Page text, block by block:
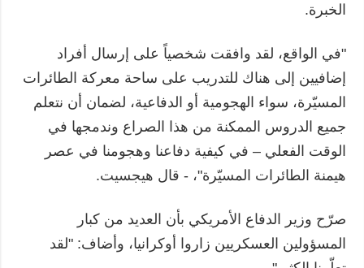
الخبرة.
"في الواقع، لقد وافقت شخصياً على إرسال أفراد
إضافيين إلى هناك للتدريب على ساحة معركة الطائرات
المسيّرة، سواء الهجومية أو الدفاعية، لضمان أن نتعلم
جميع الدروس الممكنة من هذا الصراع وندمجها في
الوقت الفعلي – في كيفية دفاعنا وهجومنا في عصر
هيمنة الطائرات المسيّرة"، - قال هيجسيت.
صرّح وزير الدفاع الأمريكي بأن العديد من كبار
المسؤولين العسكريين زاروا أوكرانيا، وأضاف: "لقد